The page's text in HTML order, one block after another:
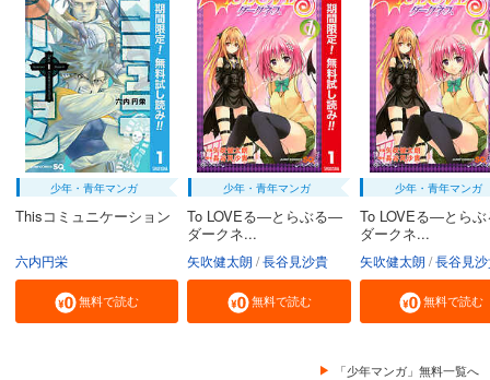
少年・青年マンガ
Thisコミュニケーション
六内円栄
無料で読む
少年・青年マンガ
To LOVEる―とらぶる―
ダークネ...
矢吹健太朗 長谷見沙貴
無料で読む
少年・青年マンガ
To LOVEる―とら
ダークネ...
矢吹健太朗 長谷見
無料で読む
「少年マンガ」無料一覧へ